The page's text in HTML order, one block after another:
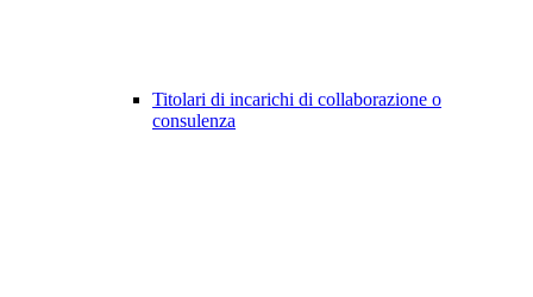
Titolari di incarichi di collaborazione o
consulenza